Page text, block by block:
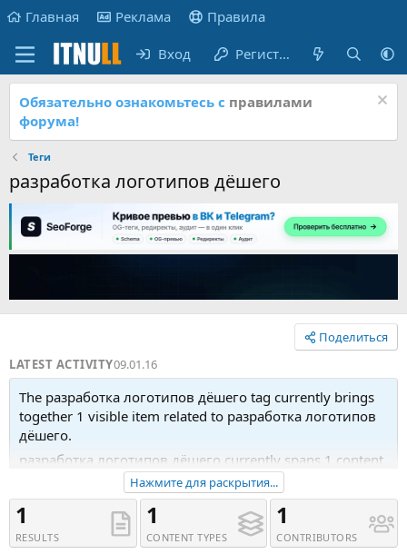
Главная Реклама Правила
Вход Регистрация
Обязательно ознакомьтесь с правилами
форума!
Теги
разработка логотипов дёшего
Поделиться
LATEST ACTIVITY09.01.16
The разработка логотипов дёшего tag currently brings
together 1 visible item related to разработка логотипов
дёшего.
разработка логотипов дёшего currently spans 1 content
type. Main matches include Тема (1). Последняя
активность была 09.01.16 в 03:58.
Recent tagged content includes Тема 'Логотипы за
копейки'.
Нажмите для раскрытия...
1
RESULTS
1
CONTENT TYPES
1
CONTRIBUTORS